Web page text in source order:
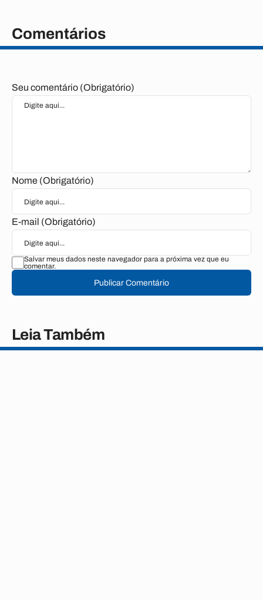
Comentários
Seu comentário (Obrigatório)
Nome (Obrigatório)
E-mail (Obrigatório)
Salvar meus dados neste navegador para a próxima vez que eu
comentar.
Publicar Comentário
Leia Também